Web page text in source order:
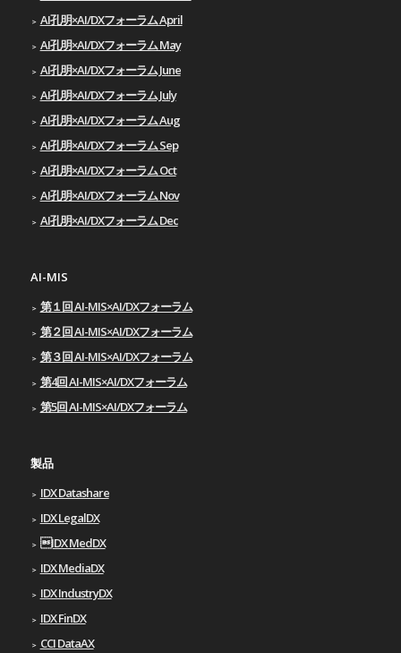
AI孔明×AI/DXフォーラム April
AI孔明×AI/DXフォーラム May
AI孔明×AI/DXフォーラム June
AI孔明×AI/DXフォーラム July
AI孔明×AI/DXフォーラム Aug
AI孔明×AI/DXフォーラム Sep
AI孔明×AI/DXフォーラム Oct
AI孔明×AI/DXフォーラム Nov
AI孔明×AI/DXフォーラム Dec
AI-MIS
第１回 AI-MIS×AI/DXフォーラム
第２回 AI-MIS×AI/DXフォーラム
第３回 AI-MIS×AI/DXフォーラム
第4回 AI-MIS×AI/DXフォーラム
第5回 AI-MIS×AI/DXフォーラム
製品
IDX Datashare
IDX LegalDX
IDX MedDX
IDX MediaDX
IDX IndustryDX
IDX FinDX
CCI DataAX